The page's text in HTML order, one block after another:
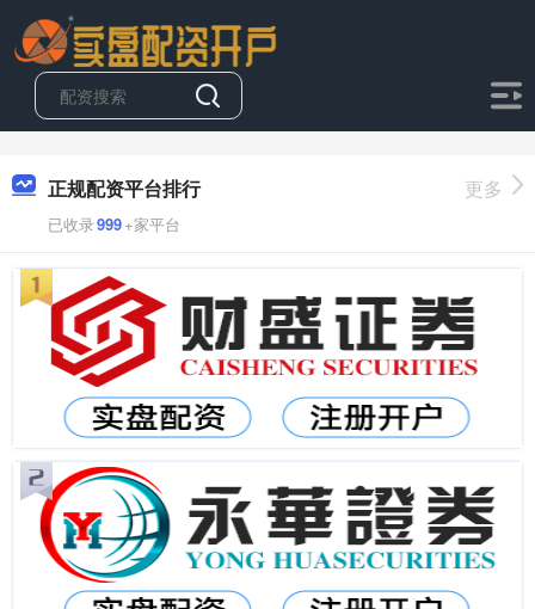
正规配资平台排行
已收录999+家平台
更多